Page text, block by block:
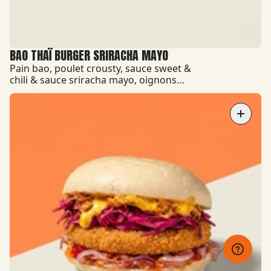
BAO THAÏ BURGER SRIRACHA MAYO
Pain bao, poulet crousty, sauce sweet &
chili & sauce sriracha mayo, oignons
rouges, oignons croustillants, chou